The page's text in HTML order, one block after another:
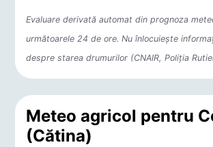
Evaluare derivată automat din prognoza
următoarele 24 de ore. Nu înlocuiește
despre starea drumurilor (CNAIR, Poliția
Meteo agricol pentru
(Cătina)